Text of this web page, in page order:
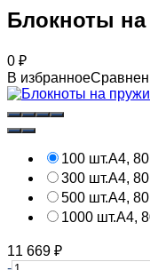
Блокноты
0 ₽
В избранное
100 шт.А4, 80
300 шт.А4, 80
500 шт.А4, 80
1000 шт.А4,
11 669 ₽